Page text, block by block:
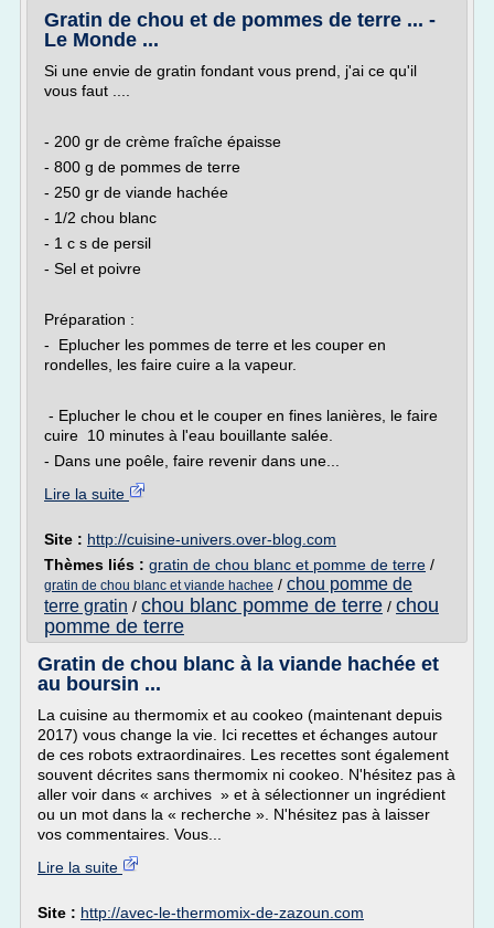
Gratin de chou et de pommes de terre ... -
Le Monde ...
Si une envie de gratin fondant vous prend, j'ai ce qu'il
vous faut ....
- 200 gr de crème fraîche épaisse
- 800 g de pommes de terre
- 250 gr de viande hachée
- 1/2 chou blanc
- 1 c s de persil
- Sel et poivre
Préparation :
- Eplucher les pommes de terre et les couper en
rondelles, les faire cuire a la vapeur.
- Eplucher le chou et le couper en fines lanières, le faire
cuire 10 minutes à l'eau bouillante salée.
- Dans une poêle, faire revenir dans une...
Lire la suite
Site : http://cuisine-univers.over-blog.com
Thèmes liés : gratin de chou blanc et pomme de terre /
gratin de chou blanc et viande hachee / chou pomme de
terre gratin / chou blanc pomme de terre / chou
pomme de terre
Gratin de chou blanc à la viande hachée et
au boursin ...
La cuisine au thermomix et au cookeo (maintenant depuis
2017) vous change la vie. Ici recettes et échanges autour
de ces robots extraordinaires. Les recettes sont également
souvent décrites sans thermomix ni cookeo. N'hésitez pas à
aller voir dans « archives » et à sélectionner un ingrédient
ou un mot dans la « recherche ». N'hésitez pas à laisser
vos commentaires. Vous...
Lire la suite
Site : http://avec-le-thermomix-de-zazoun.com